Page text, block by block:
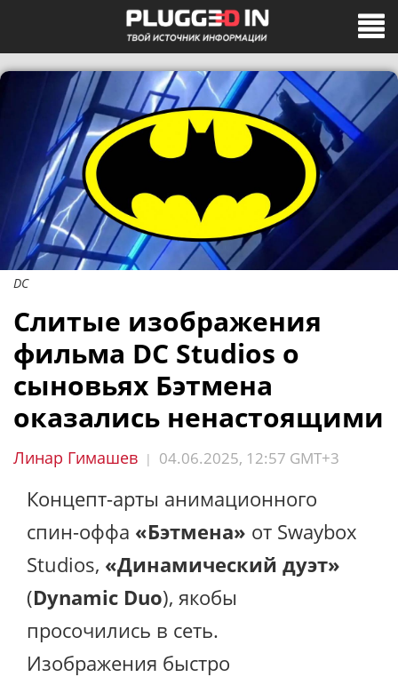
DC
Слитые изображения
фильма DC Studios о
сыновьях Бэтмена
оказались ненастоящими
Линар Гимашев | 04.06.2025, 12:57 GMT+3
Концепт-арты анимационного
спин-оффа «Бэтмена» от Swaybox
Studios, «Динамический дуэт»
(Dynamic Duo), якобы
просочились в сеть.
Изображения быстро